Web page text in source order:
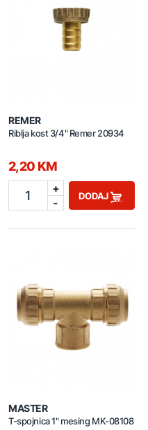
REMER
Riblja kost 3/4" Remer 20934
2,20 KM
1
+
-
DODAJ
MASTER
T-spojnica 1" mesing MK-08108